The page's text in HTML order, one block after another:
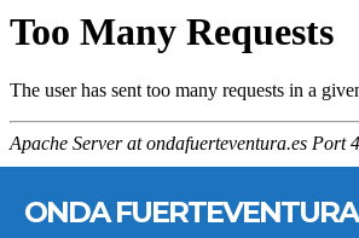
ONDA FUERTEVENTURA